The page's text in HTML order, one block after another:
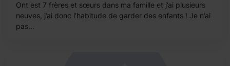
Ont est 7 frères et sœurs dans ma famille et j’ai plusieurs
neuves, j’ai donc l’habitude de garder des enfants ! Je n’ai
pas...